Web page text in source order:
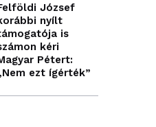
József
nyílt
is
kéri
Pétert:
ezt ígérték”